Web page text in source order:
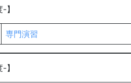
専門演習